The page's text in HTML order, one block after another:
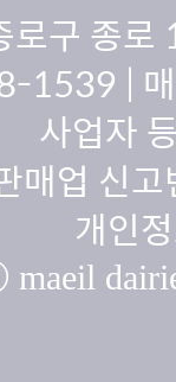
로구 종
1539 |
사업자
매업 신
개인